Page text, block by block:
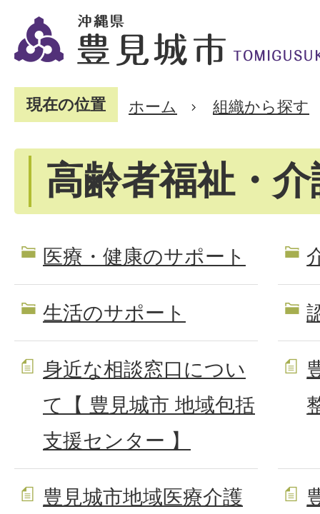
現在の位置 ホーム 組織から探す
高齢者福祉・介
医療・健康のサポート
生活のサポート
身近な相談窓口につい
て【 豊見城市 地域包括
支援センター 】
豊見城市地域医療介護